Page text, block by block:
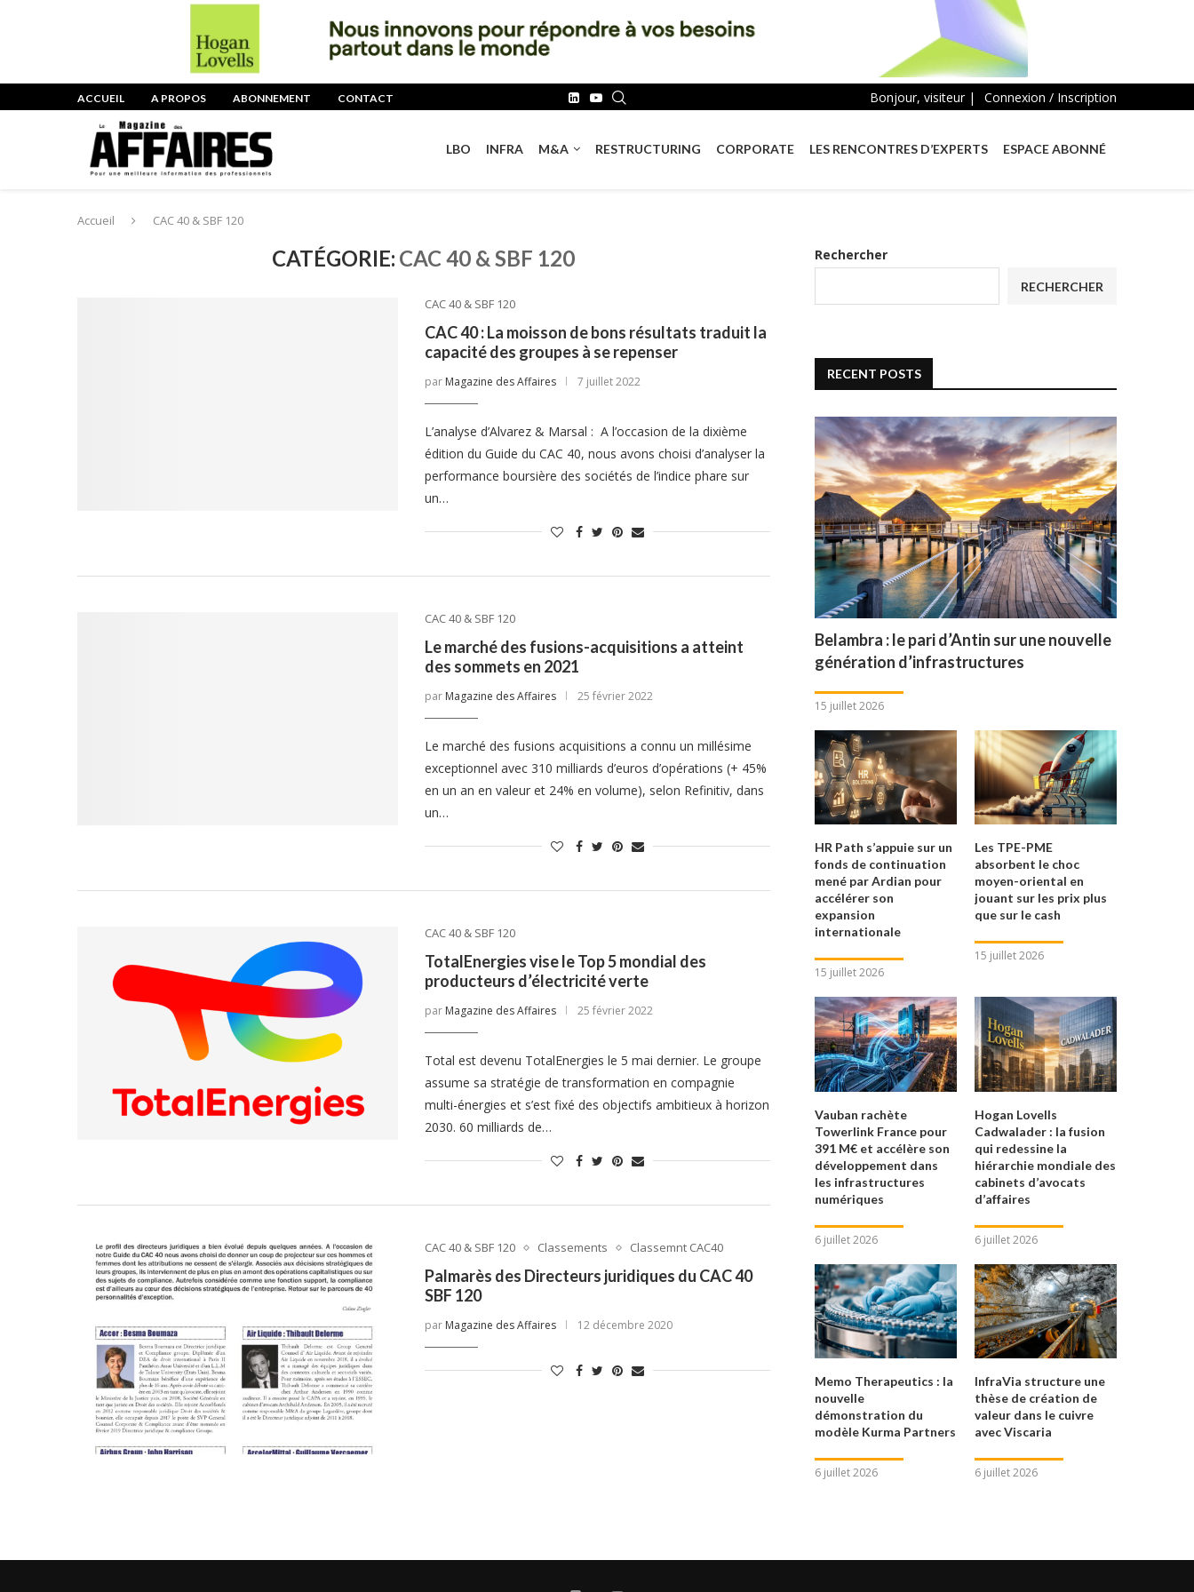
ACCUEIL A PROPOS ABONNEMENT CONTACT Bonjour, visiteur | Connexion / Inscription
LBO INFRA M&A RESTRUCTURING CORPORATE LES RENCONTRES D’EXPERTS ESPACE ABONNÉ
Accueil CAC 40 & SBF 120
CATÉGORIE: CAC 40 & SBF 120
CAC 40 & SBF 120
CAC 40 : La moisson de bons résultats traduit la
capacité des groupes à se repenser
par Magazine des Affaires 7 juillet 2022
L’analyse d’Alvarez & Marsal : A l’occasion de la dixième
édition du Guide du CAC 40, nous avons choisi d’analyser la
performance boursière des sociétés de l’indice phare sur
un…
CAC 40 & SBF 120
Le marché des fusions-acquisitions a atteint
des sommets en 2021
par Magazine des Affaires 25 février 2022
Le marché des fusions acquisitions a connu un millésime
exceptionnel avec 310 milliards d’euros d’opérations (+ 45%
en un an en valeur et 24% en volume), selon Refinitiv, dans
un…
CAC 40 & SBF 120
TotalEnergies vise le Top 5 mondial des
producteurs d’électricité verte
par Magazine des Affaires 25 février 2022
Total est devenu TotalEnergies le 5 mai dernier. Le groupe
assume sa stratégie de transformation en compagnie
multi-énergies et s’est fixé des objectifs ambitieux à horizon
2030. 60 milliards de…
CAC 40 & SBF 120 Classements Classemnt CAC40
Palmarès des Directeurs juridiques du CAC 40
SBF 120
par Magazine des Affaires 12 décembre 2020
Rechercher
RECHERCHER
RECENT POSTS
Belambra : le pari d’Antin sur une nouvelle
génération d’infrastructures
15 juillet 2026
HR Path s’appuie sur un
fonds de continuation
mené par Ardian pour
accélérer son
expansion
internationale
15 juillet 2026
Les TPE-PME
absorbent le choc
moyen-oriental en
jouant sur les prix plus
que sur le cash
15 juillet 2026
Vauban rachète
Towerlink France pour
391 M€ et accélère son
développement dans
les infrastructures
numériques
6 juillet 2026
Hogan Lovells
Cadwalader : la fusion
qui redessine la
hiérarchie mondiale des
cabinets d’avocats
d’affaires
6 juillet 2026
Memo Therapeutics : la
nouvelle
démonstration du
modèle Kurma Partners
6 juillet 2026
InfraVia structure une
thèse de création de
valeur dans le cuivre
avec Viscaria
6 juillet 2026